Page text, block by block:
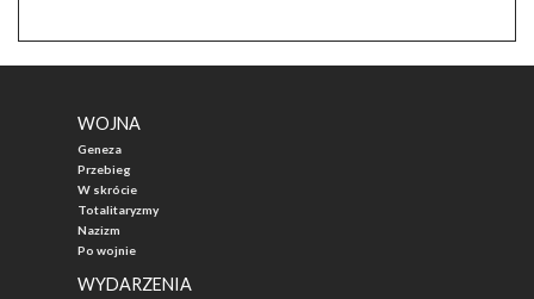
WOJNA
Geneza
Przebieg
W skrócie
Totalitaryzmy
Nazizm
Po wojnie
WYDARZENIA